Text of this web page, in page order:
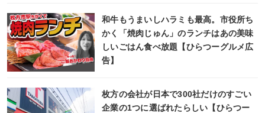
和牛もうまいしハラミも最高。市役所ち
かく「焼肉じゅん」のランチはあの美味
しいごはん食べ放題【ひらつーグルメ広
告】
枚方の会社が日本で300社だけのすごい
企業の1つに選ばれたらしい【ひらつー